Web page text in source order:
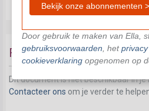
Flexibiliteit (20 bis)
Dit document is niet beschikbaar in
Contacteer ons om je verder te
Bekijk onze abonnementen >
Door gebruik te maken van Ella,
gebruiksvoorwaarden , het
cookieverklaringopgenomen op